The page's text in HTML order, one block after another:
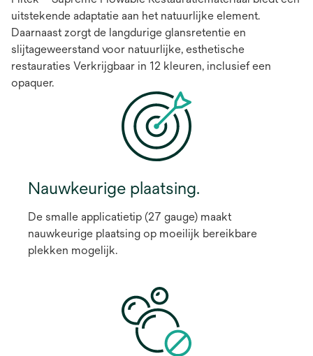
uitstekende adaptatie aan het natuurlijke element.
Daarnaast zorgt de langdurige glansretentie en
slijtageweerstand voor natuurlijke, esthetische
restauraties Verkrijgbaar in 12 kleuren, inclusief een
opaquer.
Nauwkeurige plaatsing.
De smalle applicatietip (27 gauge) maakt
nauwkeurige plaatsing op moeilijk bereikbare
plekken mogelijk.